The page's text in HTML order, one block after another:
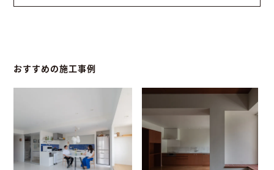
おすすめの施工事例